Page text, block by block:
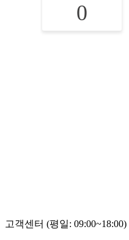
0
고객센터 (평일: 09:00~18:00)